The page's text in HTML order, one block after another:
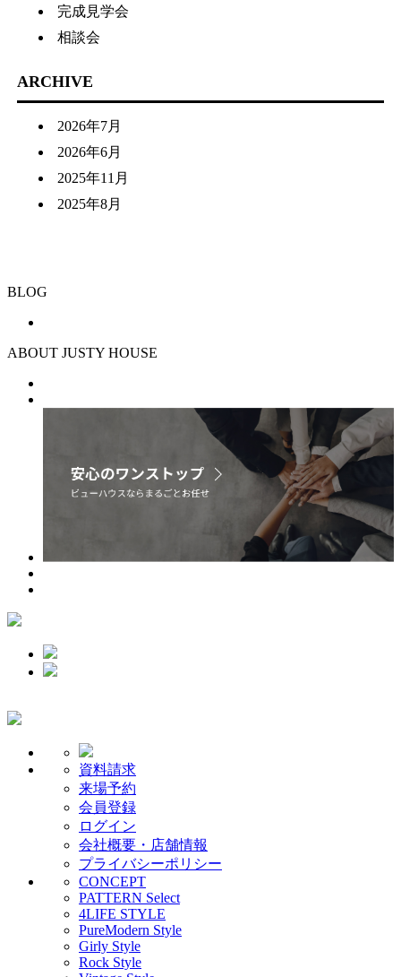
完成見学会
相談会
ARCHIVE
2026年7月
2026年6月
2025年11月
2025年8月
BLOG
ABOUT JUSTY HOUSE
資料請求
来場予約
会員登録
ログイン
会社概要・店舗情報
プライバシーポリシー
CONCEPT
PATTERN Select
4LIFE STYLE
PureModern Style
Girly Style
Rock Style